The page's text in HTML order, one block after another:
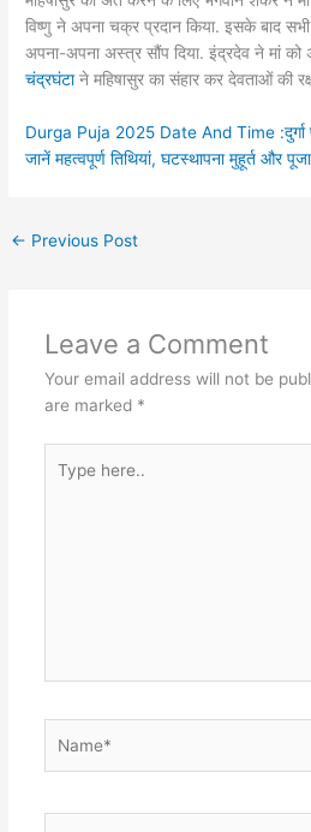
विष्णु ने अपना चक्र प्रदान किया. इसके बाद
अपना-अपना अस्त्र सौंप दिया. इंद्रदेव ने मां को
चंद्रघंटाने महिषासुर का संहार कर देवताओं की
Durga Puja 2025 Date And Time
जानें महत्वपूर्ण तिथियां, घटस्थापना मुहूर्त और पूजा
← Previous Post
Leave a Comment
Your email address will not be
are marked *
here..